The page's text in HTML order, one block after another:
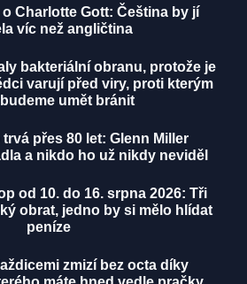
Charlotte Gott: Čeština by jí
víc než angličtina
bakteriální obranu, protože je
varují před viry, proti kterým
umět bránit
přes 80 let: Glenn Miller
a nikdo ho už nikdy neviděl
od 10. do 16. srpna 2026: Tři
obrat, jedno by si mělo hlídat
peníze
zmizí bez octa díky